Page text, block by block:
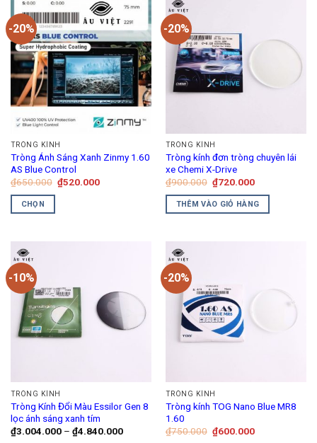
-20%
TRÒNG KÍNH
Tròng Ánh Sáng Xanh Zinmy 1.60
AS Blue Control
₫650.000 Giá
gốc
₫520.000Giá
CHỌN
này
có
nhiều
biến
thể.
Các
tùy
thể
được
chọn
trên
-20%
TRÒNG KÍNH
Tròng kính đơn tròng chuyên lái
xe Chemi X-Drive
₫900.000 Giá
gốc
là:
₫900.000.
₫720.000Giá
tại
là:
THÊM VÀO GIỎ HÀNG
-10%
TRÒNG KÍNH
Tròng Kính Đổi Màu Essilor Gen 8
lọc ánh sáng xanh tím
₫3.004.000 – ₫4.840.000Khoảng
-20%
TRÒNG KÍNH
Tròng kính TOG Nano Blue MR8
1.60
₫750.000 Giá
gốc
₫600.000Giá